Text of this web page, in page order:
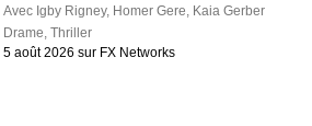
Avec Igby Rigney, Homer Gere Kaia Gerber
Drame ,Thriller
5 août 2026 sur FX Networks